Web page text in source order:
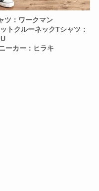
ツ：ワークマン
トクルーネックTシャツ：
ーカー：ヒラキ